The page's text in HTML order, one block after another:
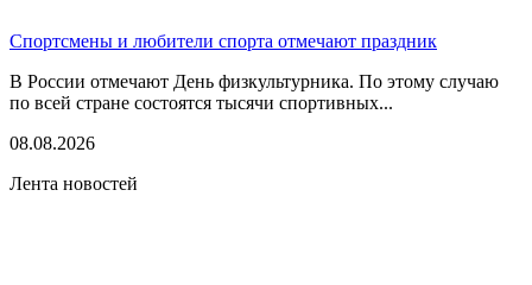
Спортсмены и любители спорта отмечают праздник
В России отмечают День физкультурника. По этому случаю
по всей стране состоятся тысячи спортивных...
08.08.2026
Лента новостей